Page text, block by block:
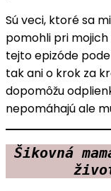
Sú veci, ktoré sa
pomohli pri
tejto epizóde
tak ani o krok za
dopomôžu
nepomáhajú ale
Šikovná